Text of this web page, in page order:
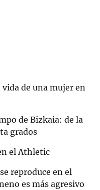
de una mujer en
de Bizkaia: de la
grados
el Athletic
reproduce en el
es más agresivo